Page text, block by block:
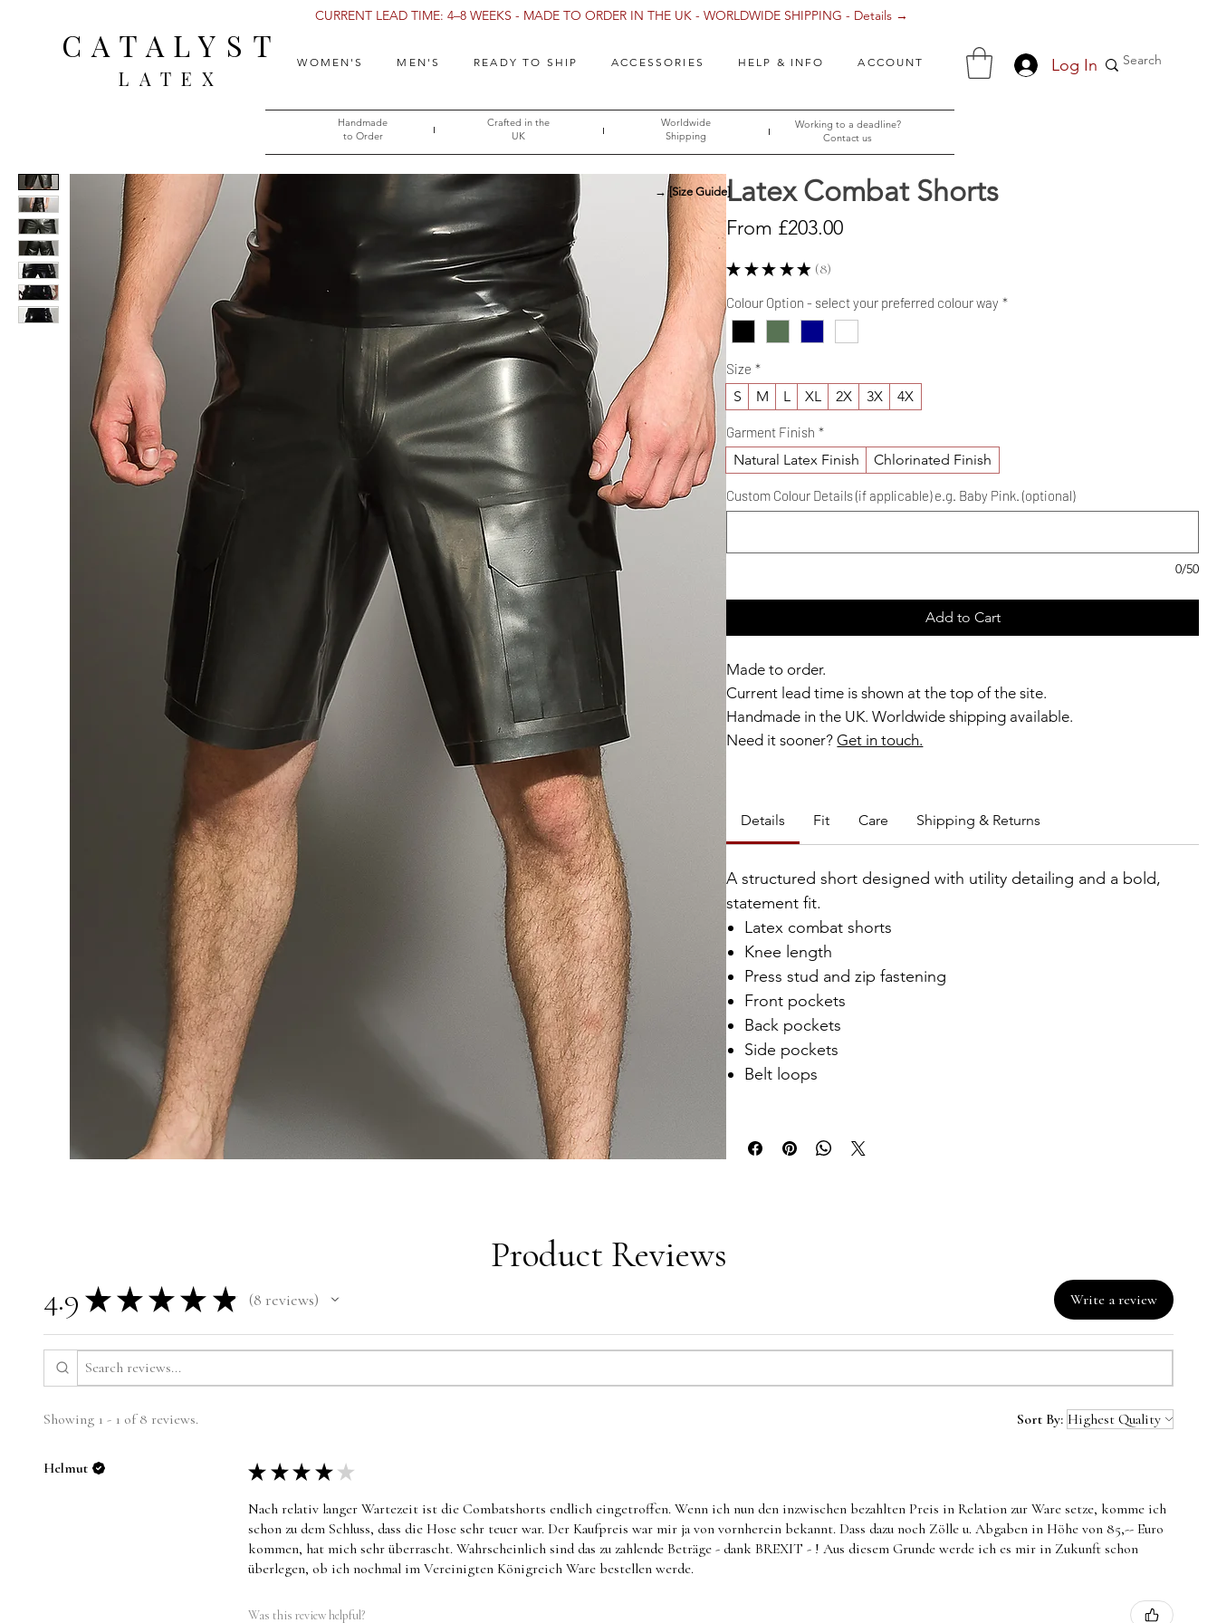
CATALYST
LATEX
WOMEN'S MEN'S READY TO SHIP ACCESSORIES HELP & INFO ACCOUNT Log In
CURRENT LEAD TIME: 4–8 WEEKS - MADE TO ORDER IN THE UK - WORLDWIDE SHIPPING - Details →
Crafted in the
UK
Worldwide
Shipping
Working to a deadline?
Contact us
Handmade
to Order​​
Latex Combat Shorts
From £203.00Sale
★ ★ ★ ★ ★ 8
8
Colour Option - select your preferred colour way *
Size *
S M L XL 2X 3X 4X
Garment Finish *
Natural Latex Finish Chlorinated Finish
Custom Colour Details (if applicable) e.g. Baby Pink. (optional)
0/50
Add to Cart
Made to order.
Current lead time is shown at the top of the site.
Handmade in the UK. Worldwide shipping available.
Need it sooner?Get in touch.
Details Fit Care Shipping & Returns
A structured short designed with utility detailing and a bold,
statement fit.
Latex combat shorts
Knee length
Press stud and zip fastening
Front pockets
Back pockets
Side pockets
Belt loops
Product Reviews
4.9 ★ ★ ★ ★ ★ 8 reviews
8 Write a review
Showing 1 - 1 of 8 reviews. Sort By:
Helmut ★ ★ ★ ★ ★
Nach relativ langer Wartezeit ist die Combatshorts endlich eingetroffen. Wenn ich nun den inzwischen bezahlten Preis in Relation zur Ware setze, komme ich
schon zu dem Schluss, dass die Hose sehr teuer war. Der Kaufpreis war mir ja von vornherein bekannt. Dass dazu noch Zölle u. Abgaben in Höhe von 85,-- Euro
kommen, hat mich sehr überrascht. Wahrscheinlich sind das zu zahlende Beträge - dank BREXIT - ! Aus diesem Grunde werde ich es mir in Zukunft schon
überlegen, ob ich nochmal im Vereinigten Königreich Ware bestellen werde.
Was this review helpful?
→ [Size Guide]